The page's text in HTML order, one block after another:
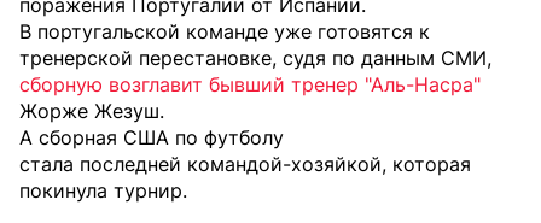
В португальской команде уже готовятся к
тренерской перестановке, судя по данным СМИ,
сборную возглавит бывший тренер "Аль-Насра"
Жорже Жезуш.
А сборная США по футболу
стала последней командой-хозяйкой, которая
покинула турнир.